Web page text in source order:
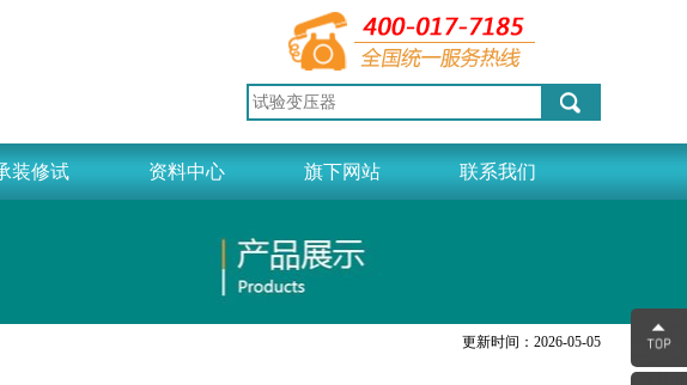
装修试 资料中心 旗下网站 联系我们
更新时间：2026-05-05